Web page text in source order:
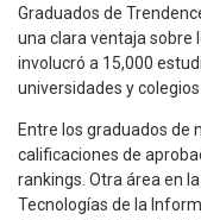
Graduados de
una clara ventaja sobre
involucró a 15,000
universidades y
Entre los graduados de
calificaciones de
rankings. Otra área en
Tecnologías de la